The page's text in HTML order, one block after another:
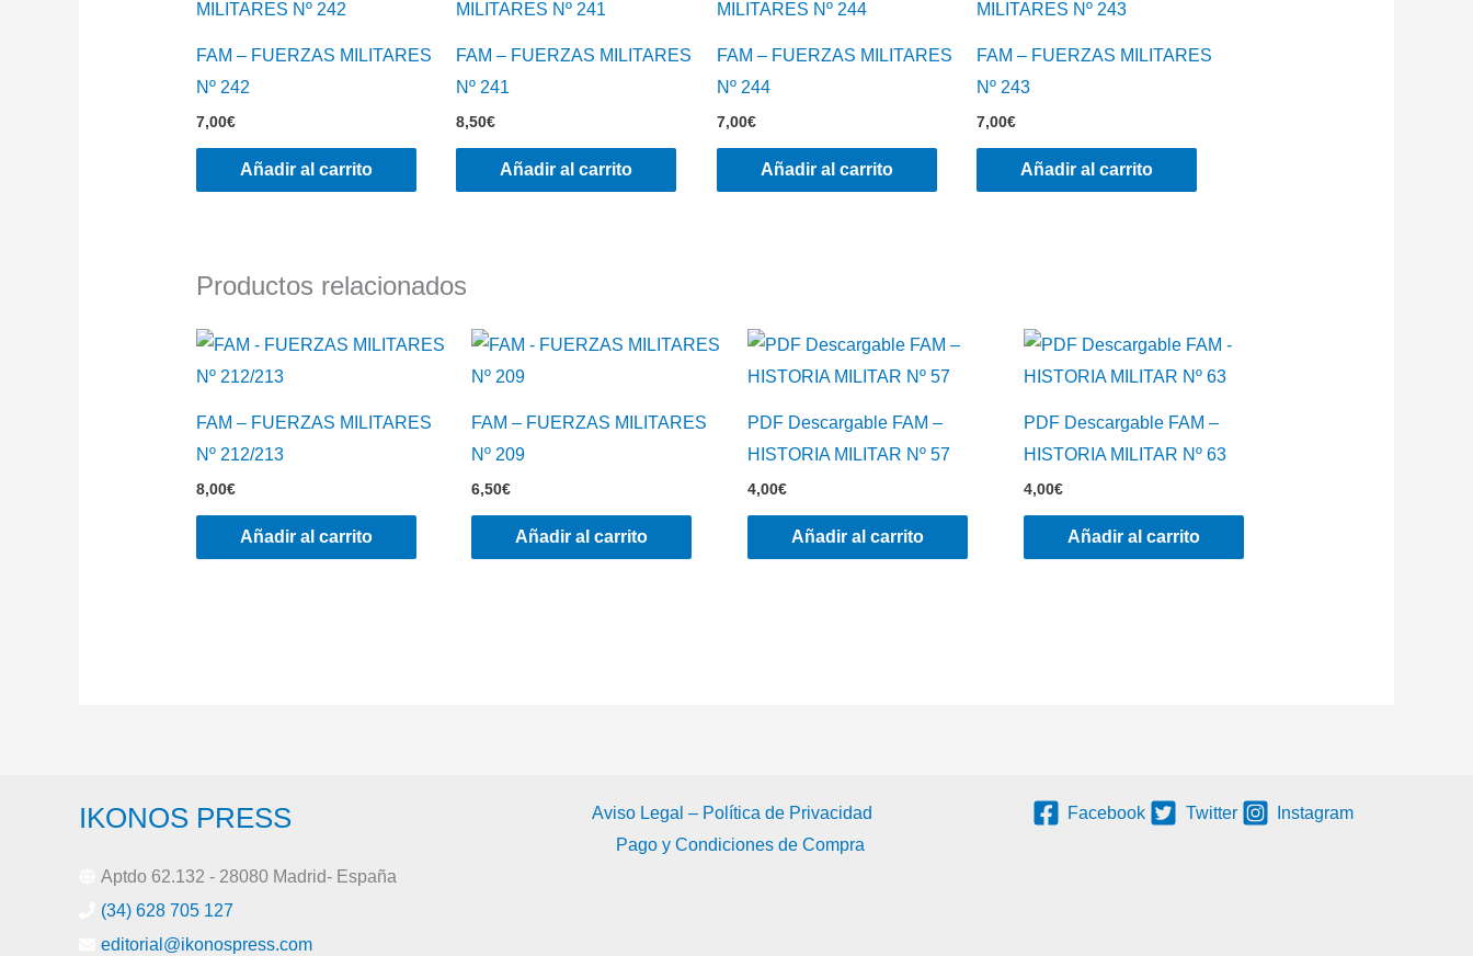
FAM – FUERZAS MILITARES
Nº 242
7,00€
Añadir al carrito
FAM – FUERZAS MILITARES
Nº 241
8,50€
Añadir al carrito
FAM – FUERZAS MILITARES
Nº 244
7,00€
Añadir al carrito
FAM – FUERZAS MILITARES
Nº 243
7,00€
Añadir al carrito
Productos relacionados
FAM – FUERZAS MILITARES
Nº 212/213
8,00€
Añadir al carrito
FAM – FUERZAS MILITARES
Nº 209
6,50€
Añadir al carrito
PDF Descargable FAM –
HISTORIA MILITAR Nº 57
4,00€
Añadir al carrito
PDF Descargable FAM –
HISTORIA MILITAR Nº 63
4,00€
Añadir al carrito
IKONOS PRESS
Aptdo 62.132 - 28080 Madrid- España
(34) 628 705 127
editorial@ikonospress.com
Aviso Legal – Política de Privacidad
Pago y Condiciones de Compra
Facebook Twitter Instagram